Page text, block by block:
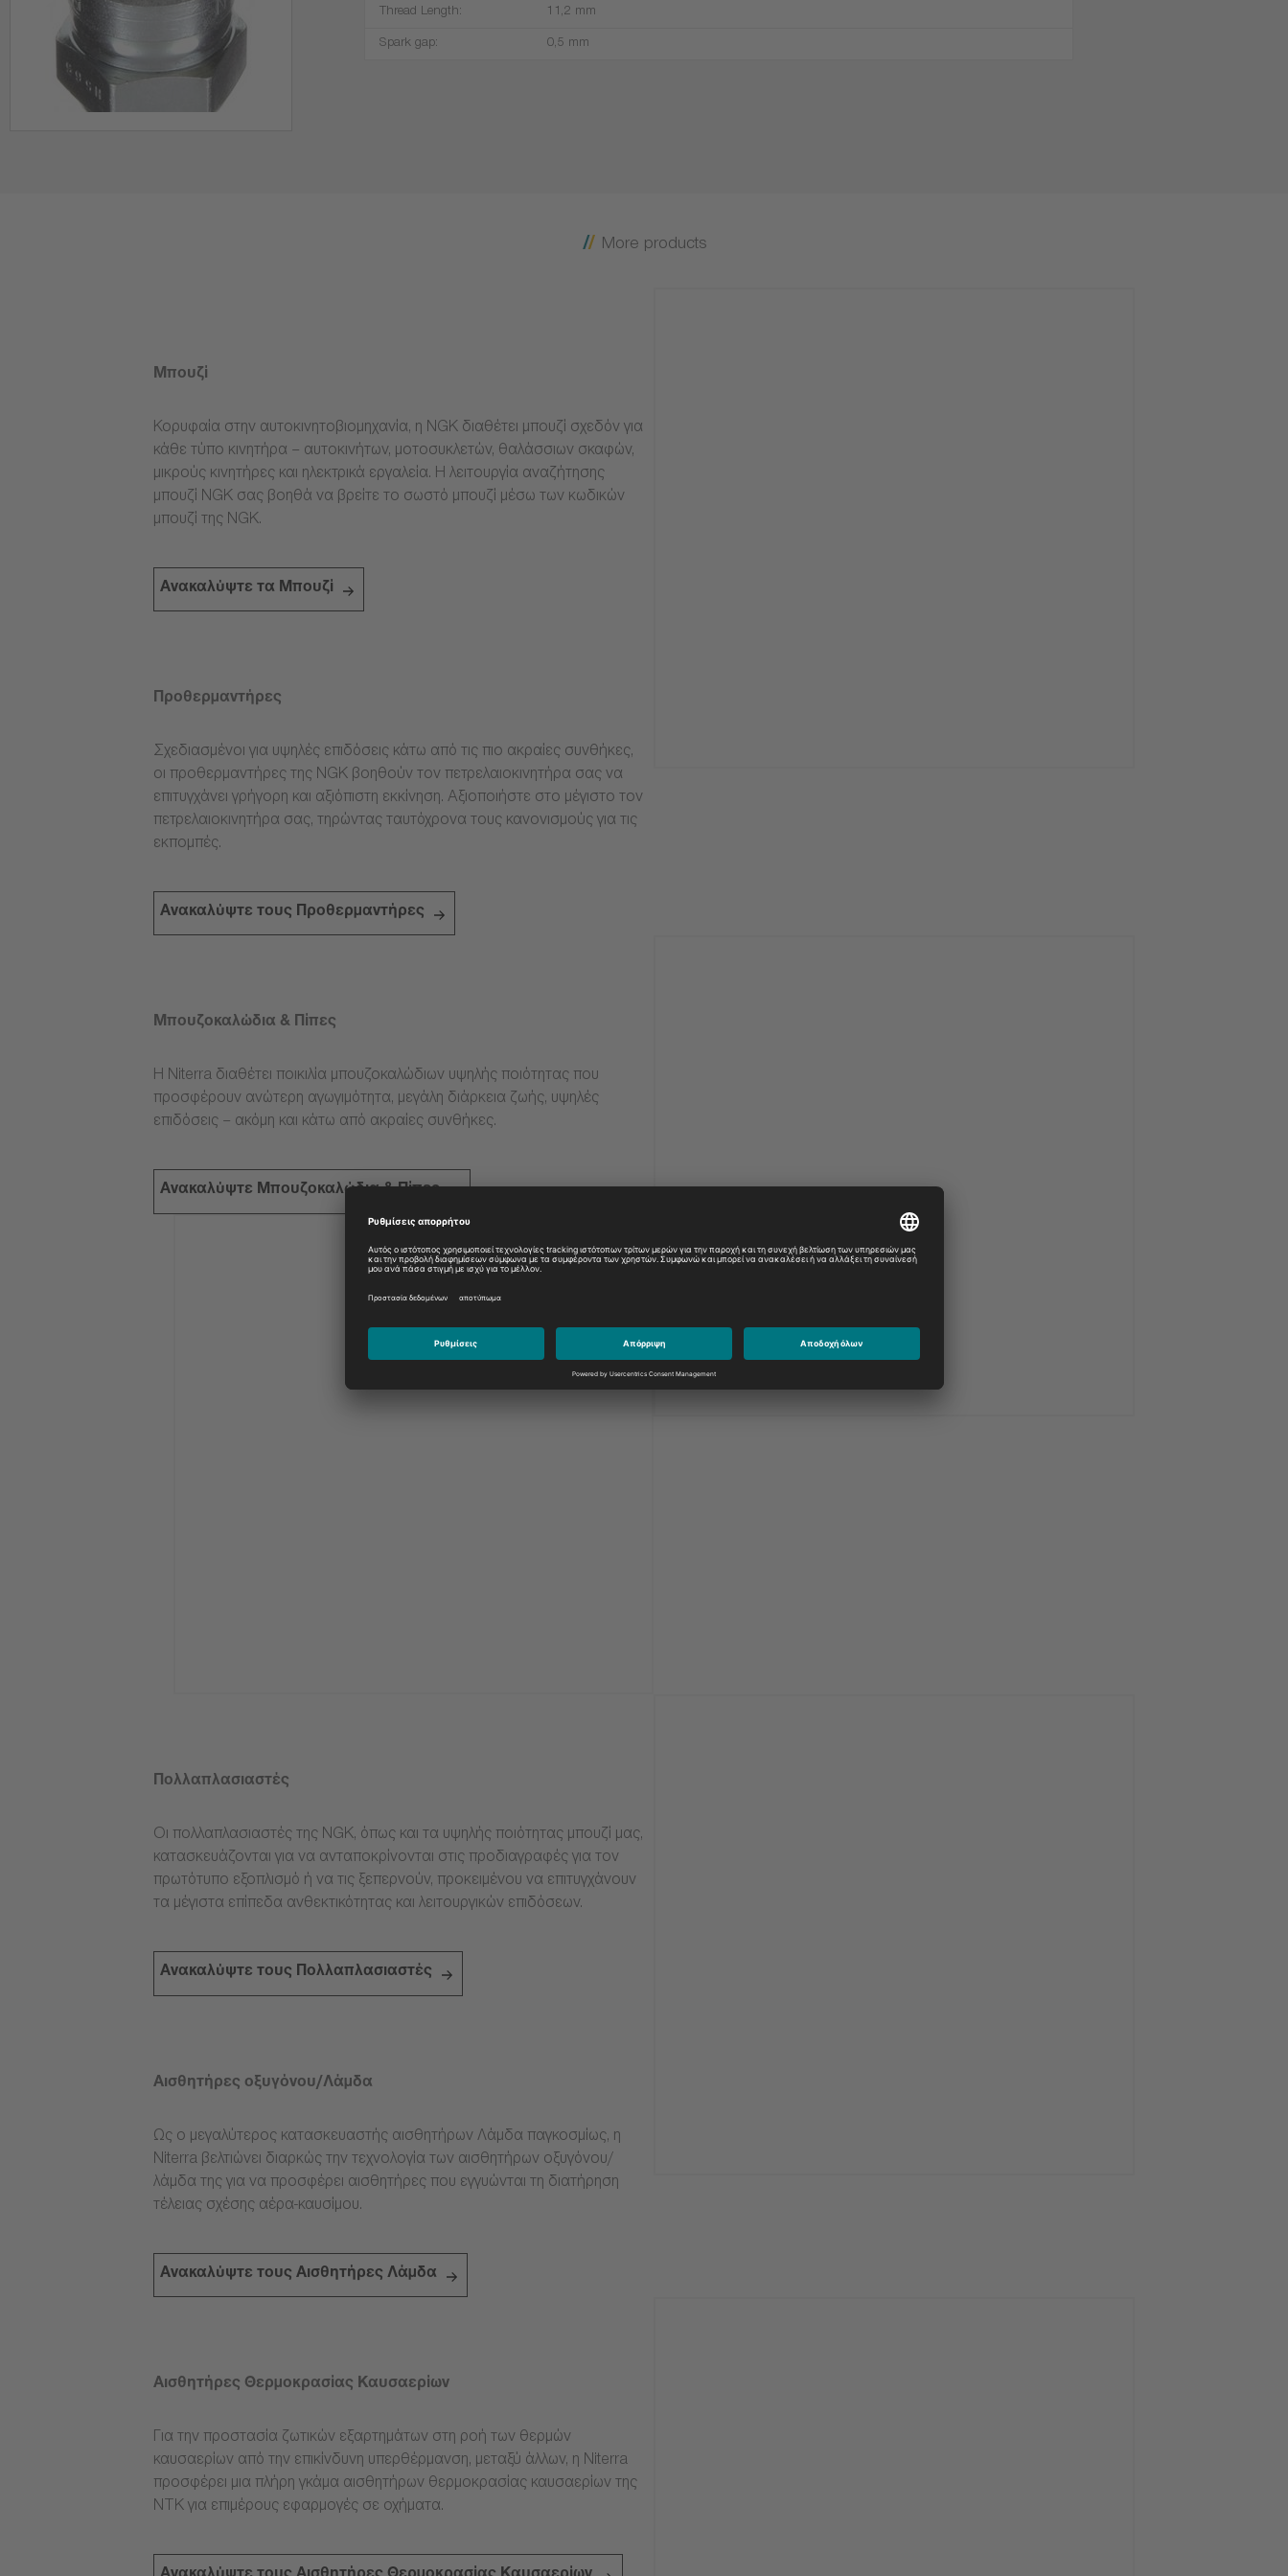
Thread Length: 11,2 mm
Spark gap: 0,5 mm
More products
Μπουζί
Κορυφαία στην αυτοκινητοβιομηχανία, η NGK διαθέτει μπουζί σχεδόν για
κάθε τύπο κινητήρα – αυτοκινήτων, μοτοσυκλετών, θαλάσσιων σκαφών,
μικρούς κινητήρες και ηλεκτρικά εργαλεία. Η λειτουργία αναζήτησης
μπουζί NGK σας βοηθά να βρείτε το σωστό μπουζί μέσω των κωδικών
μπουζί της NGK.
Ανακαλύψτε τα Μπουζί
Προθερμαντήρες
Σχεδιασμένοι για υψηλές επιδόσεις κάτω από τις πιο ακραίες συνθήκες,
οι προθερμαντήρες της NGK βοηθούν τον πετρελαιοκινητήρα σας να
επιτυγχάνει γρήγορη και αξιόπιστη εκκίνηση. Αξιοποιήστε στο μέγιστο τον
πετρελαιοκινητήρα σας, τηρώντας ταυτόχρονα τους κανονισμούς για τις
εκπομπές.
Ανακαλύψτε τους Προθερμαντήρες
Μπουζοκαλώδια & Πίπες
Η Niterra διαθέτει ποικιλία μπουζοκαλώδιων υψηλής ποιότητας που
προσφέρουν ανώτερη αγωγιμότητα, μεγάλη διάρκεια ζωής, υψηλές
επιδόσεις – ακόμη και κάτω από ακραίες συνθήκες.
Ανακαλύψτε Μπουζοκαλώδια & Πίπες
Πολλαπλασιαστές
Οι πολλαπλασιαστές της NGK, όπως και τα υψηλής ποιότητας μπουζί μας,
κατασκευάζονται για να ανταποκρίνονται στις προδιαγραφές για τον
πρωτότυπο εξοπλισμό ή να τις ξεπερνούν, προκειμένου να επιτυγχάνουν
τα μέγιστα επίπεδα ανθεκτικότητας και λειτουργικών επιδόσεων.
Ανακαλύψτε τους Πολλαπλασιαστές
Αισθητήρες οξυγόνου/Λάμδα
Ως ο μεγαλύτερος κατασκευαστής αισθητήρων Λάμδα παγκοσμίως, η
Niterra βελτιώνει διαρκώς την τεχνολογία των αισθητήρων οξυγόνου/
λάμδα της για να προσφέρει αισθητήρες που εγγυώνται τη διατήρηση
τέλειας σχέσης αέρα-καυσίμου.
Ανακαλύψτε τους Αισθητήρες Λάμδα
Αισθητήρες Θερμοκρασίας Καυσαερίων
Για την προστασία ζωτικών εξαρτημάτων στη ροή των θερμών
καυσαερίων από την επικίνδυνη υπερθέρμανση, μεταξύ άλλων, η Niterra
προσφέρει μια πλήρη γκάμα αισθητήρων θερμοκρασίας καυσαερίων της
NTK για επιμέρους εφαρμογές σε οχήματα.